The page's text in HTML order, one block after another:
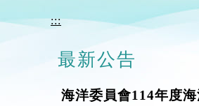
:::
最新公告
海洋委員會114年度